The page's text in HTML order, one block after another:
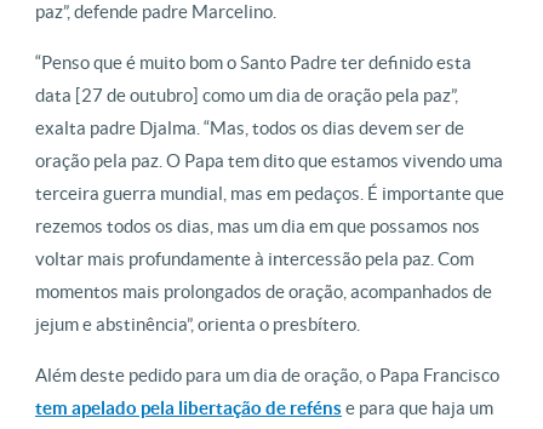
paz”, defende padre Marcelino.
“Penso que é muito bom o Santo Padre ter definido esta
data [27 de outubro] como um dia de oração pela paz”,
exalta padre Djalma. “Mas, todos os dias devem ser de
oração pela paz. O Papa tem dito que estamos vivendo uma
terceira guerra mundial, mas em pedaços. É importante que
rezemos todos os dias, mas um dia em que possamos nos
voltar mais profundamente à intercessão pela paz. Com
momentos mais prolongados de oração, acompanhados de
jejum e abstinência”, orienta o presbítero.
Além deste pedido para um dia de oração, o Papa Francisco
tem apelado pela libertação de reféns e para que haja um